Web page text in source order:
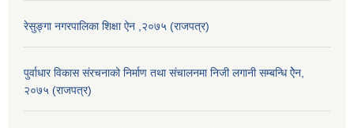
रेसुङ्गा नगरपालिका शिक्षा ऐन ,२०७५ (राजपत्र)
पुर्वाधार विकास संरचनाको निर्माण तथा स‌ंचालनमा निजी लगानी सम्बन्धि ऐेन,
२०७५ (राजपत्र)